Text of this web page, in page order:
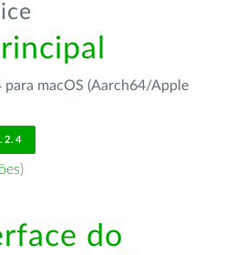
para macOS (Aarch64/Apple
)
do